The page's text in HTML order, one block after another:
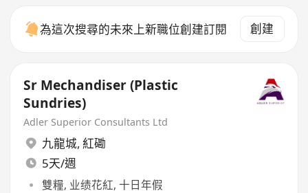
為這次搜尋的未來上新職位創建訂閱 創建
Sr Mechandiser (Plastic
Sundries)
Adler Superior Consultants Ltd
九龍城, 紅磡
5天/週
雙糧, 业绩花紅, 十日年假